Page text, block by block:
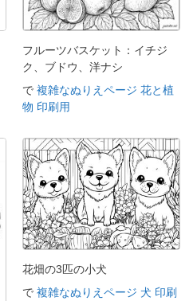
フルーツバスケット：イチジ
ク、ブドウ、洋ナシ
で 複雑なぬりえページ 花と植
物 印刷用
花畑の3匹の小犬
で 複雑なぬりえページ 犬 印刷